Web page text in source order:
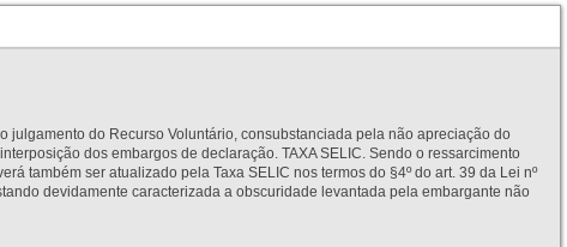
julgamento do Recurso Voluntário, consubstanciada pela não apreciação do
dos embargos de declaração. TAXA SELIC. Sendo o ressarcimento
também ser atualizado pela Taxa SELIC nos termos do §4º do art. 39 da Lei nº
devidamente caracterizada a obscuridade levantada pela embargante não